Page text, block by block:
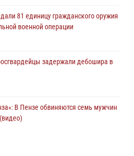
81 единицу гражданского оружия
военной операции
задержали дебошира в
В Пензе обвиняются семь мужчин
память легендарного генерала